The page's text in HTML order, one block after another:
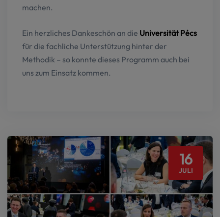
machen.
Ein herzliches Dankeschön an die Universität Pécs
für die fachliche Unterstützung hinter der
Methodik – so konnte dieses Programm auch bei
uns zum Einsatz kommen.
16
JULI